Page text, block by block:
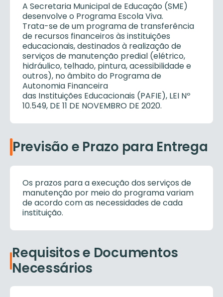
A Secretaria Municipal de Educação (SME)
desenvolve o Programa Escola Viva.
Trata-se de um programa de transferência
de recursos financeiros às instituições
educacionais, destinados à realização de
serviços de manutenção predial (elétrico,
hidráulico, telhado, pintura, acessibilidade e
outros), no âmbito do Programa de
Autonomia Financeira
das Instituições Educacionais (PAFIE), LEI Nº
10.549, DE 11 DE NOVEMBRO DE 2020.
Previsão e Prazo para Entrega
Os prazos para a execução dos serviços de
manutenção por meio do programa variam
de acordo com as necessidades de cada
instituição.
Requisitos e Documentos
Necessários